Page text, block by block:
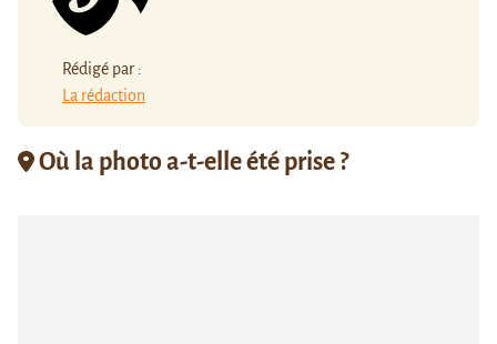
Rédigé par :
La rédaction
Où la photo a-t-elle été prise ?